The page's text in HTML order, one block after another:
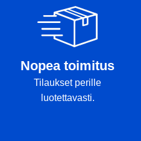
Nopea toimitus
Tilaukset perille
luotettavasti.